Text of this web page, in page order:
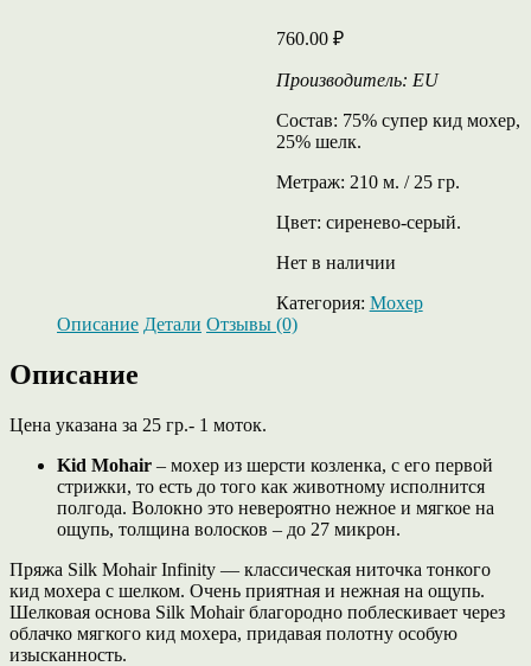
760.00 ₽
Производитель: EU
Состав: 75% супер кид мохер,
25% шелк.
Метраж: 210 м. / 25 гр.
Цвет: сиренево-серый.
Нет в наличии
Категория: Мохер
Описание Детали Отзывы (0)
Описание
Цена указана за 25 гр.- 1 моток.
Kid Mohair – мохер из шерсти козленка, с его первой
стрижки, то есть до того как животному исполнится
полгода. Волокно это невероятно нежное и мягкое на
ощупь, толщина волосков – до 27 микрон.
Пряжа Silk Mohair Infinity — классическая ниточка тонкого
кид мохера с шелком. Очень приятная и нежная на ощупь.
Шелковая основа Silk Mohair благородно поблескивает через
облачко мягкого кид мохера, придавая полотну особую
изысканность.